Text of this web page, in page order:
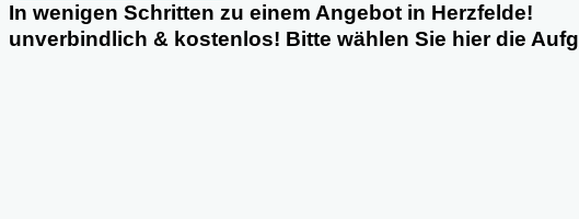
In wenigen Schritten zu einem Angebot in Herzfelde!
unverbindlich & kostenlos! Bitte wählen Sie hier die